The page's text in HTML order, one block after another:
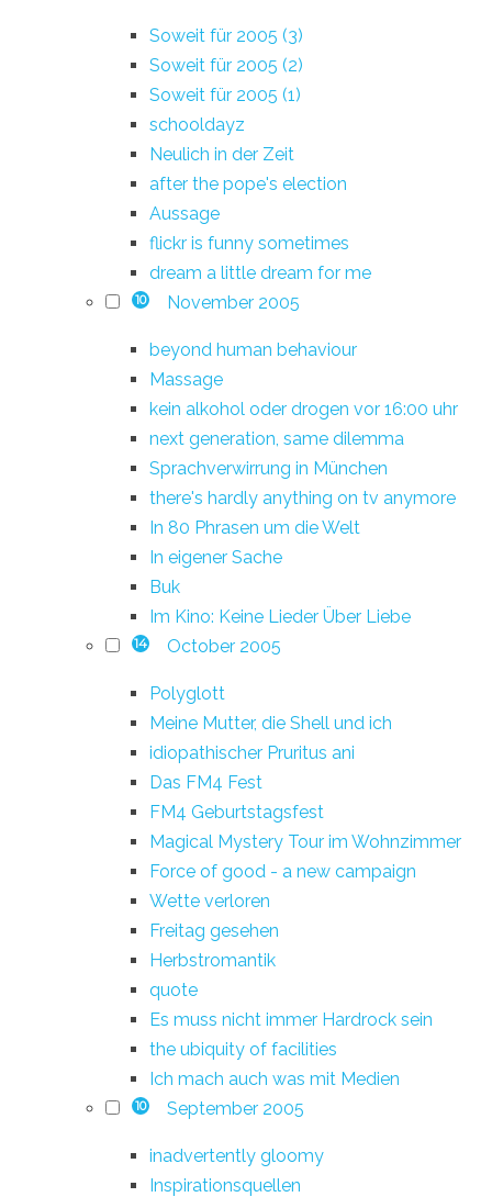
Soweit für 2005 (3)
Soweit für 2005 (2)
Soweit für 2005 (1)
schooldayz
Neulich in der Zeit
after the pope's election
Aussage
flickr is funny sometimes
dream a little dream for me
10 November 2005
beyond human behaviour
Massage
kein alkohol oder drogen vor 16:00 uhr
next generation, same dilemma
Sprachverwirrung in München
there's hardly anything on tv anymore
In 80 Phrasen um die Welt
In eigener Sache
Buk
Im Kino: Keine Lieder Über Liebe
14 October 2005
Polyglott
Meine Mutter, die Shell und ich
idiopathischer Pruritus ani
Das FM4 Fest
FM4 Geburtstagsfest
Magical Mystery Tour im Wohnzimmer
Force of good - a new campaign
Wette verloren
Freitag gesehen
Herbstromantik
quote
Es muss nicht immer Hardrock sein
the ubiquity of facilities
Ich mach auch was mit Medien
10 September 2005
inadvertently gloomy
Inspirationsquellen